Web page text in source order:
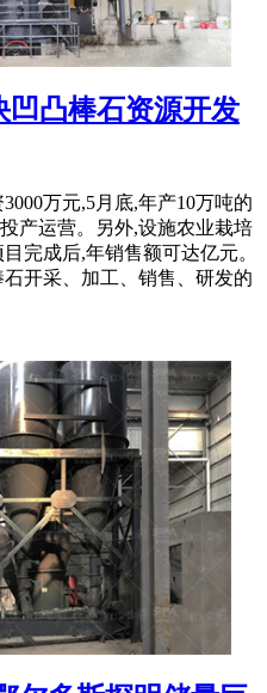
凹凸棒石资源开发
万元,5月底,年产10万吨的
产运营。另外,设施农业栽培
完成后,年销售额可达亿元。
开采、加工、销售、研发的